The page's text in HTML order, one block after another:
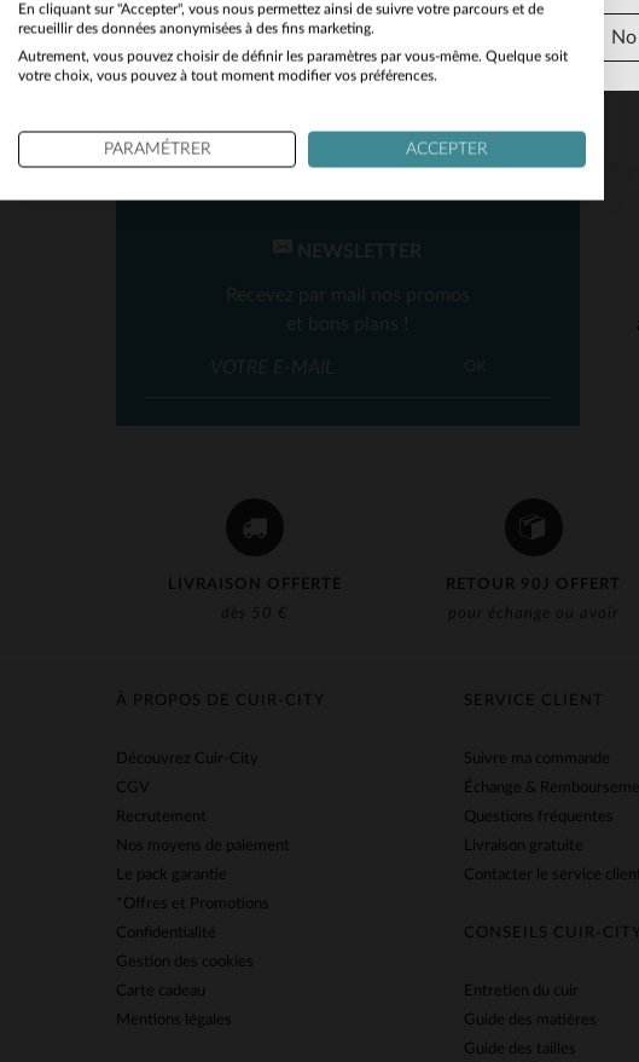
TAILLES
LIVRAISON OFFERTE
dès 50 €
RETOUR 90J OFFERT
pour échange ou avoir
NEWSLETTER
Recevez par mail nos promos
et bons plans !
OK
SERVICE CLIENT
Suivre ma commande
Échange &
Questions fréquentes
Livraison gratuite
Contacter le service
CONSEILS CUIR-
Entretien du cuir
Guide des matières
Guide des tailles
À PROPOS DE CUIR-CITY
Découvrez Cuir-City
CGV
Recrutement
Nos moyens de paiement
Le pack garantie
*Offres et Promotions
Confidentialité
Gestion des cookies
Carte cadeau
Mentions légales
No
En cliquant sur "Accepter", vous nous permettez ainsi de suivre votre parcours et de
recueillir des données anonymisées à des fins marketing.
Autrement, vous pouvez choisir de définir les paramètres par vous-même. Quelque soit
votre choix, vous pouvez à tout moment modifier vos préférences.
PARAMÉTRER ACCEPTER